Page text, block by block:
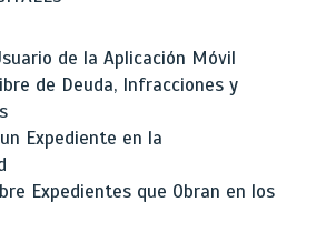
de la Aplicación Móvil
de Deuda, Infracciones y
Expediente en la
Expedientes que Obran en los